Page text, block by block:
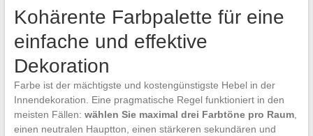
Kohärente Farbpalette für eine
einfache und effektive
Dekoration
Farbe ist der mächtigste und kostengünstigste Hebel in der
Innendekoration. Eine pragmatische Regel funktioniert in den
meisten Fällen: wählen Sie maximal drei Farbtöne pro Raum,
einen neutralen Hauptton, einen stärkeren sekundären und